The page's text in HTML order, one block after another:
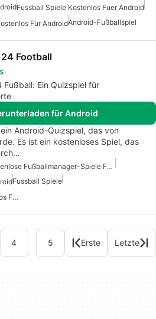
Fussball Spiele Kostenlos Fuer Android
Für AndroidAndroid-Fußballspiel
Football
Fußball: Ein Quizspiel für
für Android
Android-Quizspiel, das von
Es ist ein kostenloses Spiel, das
Kostenlose Fußballmanager-Spiele Für Android
Fussball Spiele
Fussball Manager Spiele Kostenlos Fuer Android
4 5 Erste Letzte